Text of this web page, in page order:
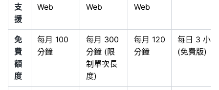
支
援
Web
Web
Web
免
費
額
度
每月 100
分鐘
每月 300
分鐘 (限
制單次長
度)
每月 120
分鐘
每日 3 小時
(免費版)